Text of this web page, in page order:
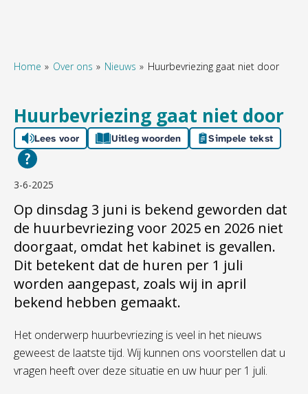
Naar hoofdinhoud
Naar hoofdnavigatiemenu
Naar zoeken
Home Over ons Nieuws Huurbevriezing gaat niet door
Huurbevriezing gaat niet door
Lees voor Uitleg woorden Simpele tekst
3-6-2025
Op dinsdag 3 juni is bekend geworden dat
de huurbevriezing voor 2025 en 2026 niet
doorgaat, omdat het kabinet is gevallen.
Dit betekent dat de huren per 1 juli
worden aangepast, zoals wij in april
bekend hebben gemaakt.
Het onderwerp huurbevriezing is veel in het nieuws
geweest de laatste tijd. Wij kunnen ons voorstellen dat u
vragen heeft over deze situatie en uw huur per 1 juli.